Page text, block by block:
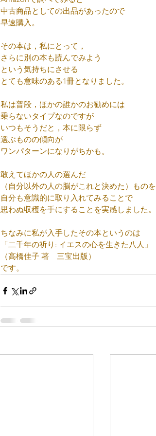
中古商品としての出品があったので
早速購入。
その本は，私にとって，
さらに別の本も読んでみよう
という気持ちにさせる
とても意味のある1冊となりました。
私は普段，ほかの誰かのお勧めには
乗らないタイプなのですが
いつもそうだと，本に限らず
選ぶものの傾向が
ワンパターンになりがちかも。
敢えてほかの人の選んだ
（自分以外の人の脳がこれと決めた）ものを
自分も意識的に取り入れてみることで
思わぬ収穫を手にすることを実感しました。
ちなみに私が入手したその本というのは
「二千年の祈り: イエスの心を生きた八人」
（高橋佳子 著　三宝出版）
です。